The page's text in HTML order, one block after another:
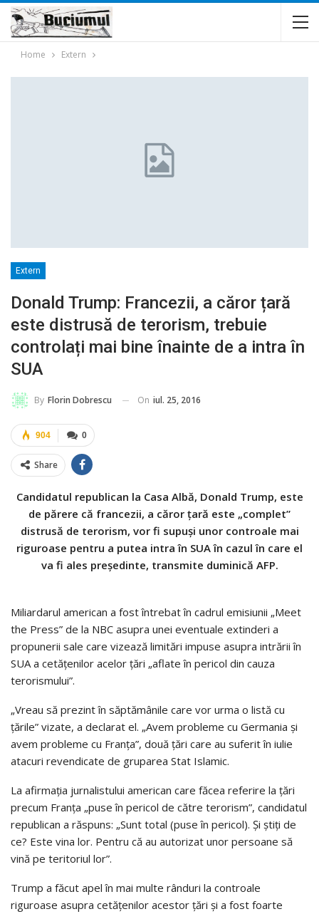
Home Extern
Extern
Donald Trump: Francezii, a căror țară
este distrusă de terorism, trebuie
controlați mai bine înainte de a intra în
SUA
By Florin Dobrescu On iul. 25, 2016
0
904
Share
Candidatul republican la Casa Albă, Donald Trump, este
de părere că francezii, a căror țară este „complet”
distrusă de terorism, vor fi supuși unor controale mai
riguroase pentru a putea intra în SUA în cazul în care el
va fi ales președinte, transmite duminică AFP.
Miliardarul american a fost întrebat în cadrul emisiunii „Meet
the Press” de la NBC asupra unei eventuale extinderi a
propunerii sale care vizează limitări impuse asupra intrării în
SUA a cetățenilor acelor țări „aflate în pericol din cauza
terorismului”.
„Vreau să prezint în săptămânile care vor urma o listă cu
țările” vizate, a declarat el. „Avem probleme cu Germania și
avem probleme cu Franța”, două țări care au suferit în iulie
atacuri revendicate de gruparea Stat Islamic.
La afirmația jurnalistului american care făcea referire la țări
precum Franța „puse în pericol de către terorism”, candidatul
republican a răspuns: „Sunt total (puse în pericol). Și știți de
ce? Este vina lor. Pentru că au autorizat unor persoane să
vină pe teritoriul lor”.
Trump a făcut apel în mai multe rânduri la controale
riguroase asupra cetățenilor acestor țări și a fost foarte